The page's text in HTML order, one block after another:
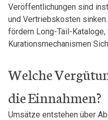
Veröffentlichungen ⁣sind
und Vertriebskosten
fördern Long-Tail-Kataloge,
‍Kurationsmechanismen
Welche
die Einnahmen?
Umsätze​ entstehen über